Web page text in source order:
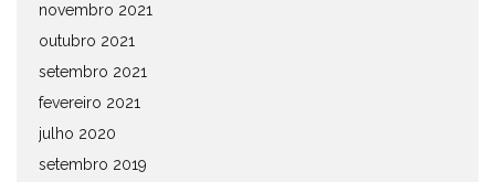
novembro 2021
outubro 2021
setembro 2021
fevereiro 2021
julho 2020
setembro 2019